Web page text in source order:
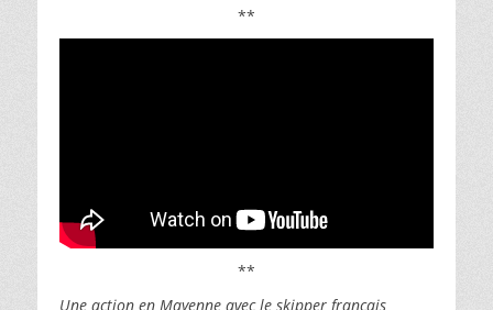
**
**
Une action en Mayenne avec le skipper français